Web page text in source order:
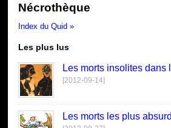
Nécrothèque
Index du Quid »
Les plus lus
Les morts insolites dans
[2012-09-14]
Les morts les plus